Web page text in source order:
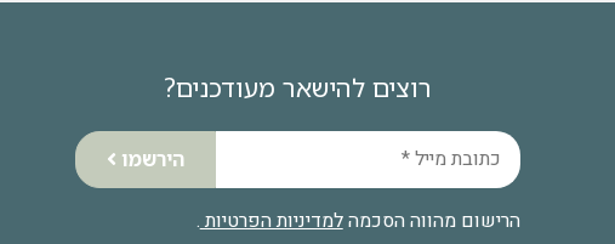
רוצים להישאר מעודכנים?
הירשמו
הרישום מהווה הסכמהלמדיניות הפרטיות .